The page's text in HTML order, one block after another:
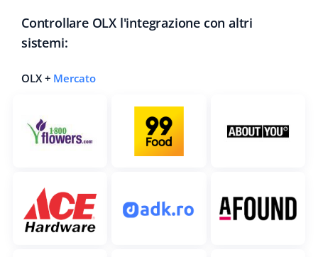
Controllare OLX l'integrazione con altri
sistemi:
OLX + Mercato